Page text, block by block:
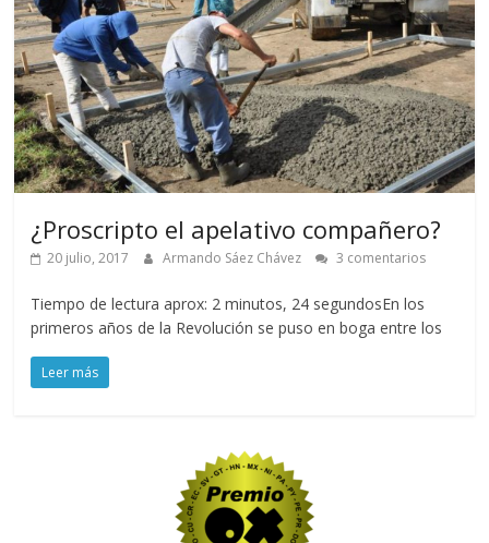
¿Proscripto el apelativo compañero?
20 julio, 2017 Armando Sáez Chávez 3 comentarios
Tiempo de lectura aprox: 2 minutos, 24 segundosEn los
primeros años de la Revolución se puso en boga entre los
Leer más